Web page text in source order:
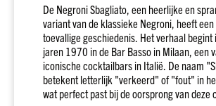
Stevig
rood
Fris
&
fruitig
rosé
De Negroni Sbagliato, een heerlijke en
variant van de klassieke Negroni, heeft
toevallige geschiedenis. Het verhaal begint
jaren 1970 in de Bar Basso in Milaan, een
iconische cocktailbars in Italië. De naam
betekent letterlijk "verkeerd" of "fout" in
wat perfect past bij de oorsprong van deze